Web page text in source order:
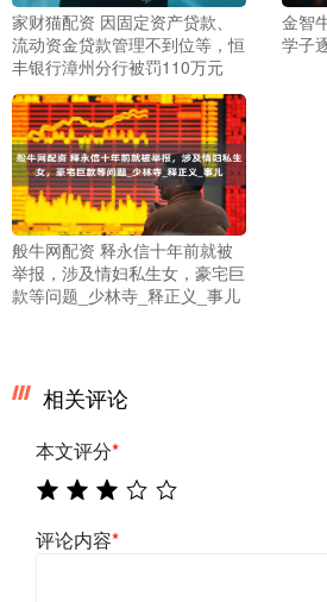
家财猫配资 因固定资产贷款、
流动资金贷款管理不到位等，恒
丰银行漳州分行被罚110万元
金智
学子
般牛网配资 释永信十年前就被
举报，涉及情妇私生女，豪宅巨
款等问题_少林寺_释正义_事儿
相关评论
本文评分*
评论内容*